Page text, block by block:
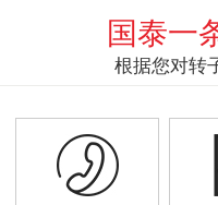
国泰一
根据您对转